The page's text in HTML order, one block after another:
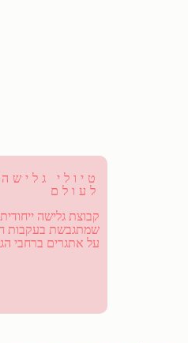
טיולי
לעולם
קבוצת גלישה
שמתגבשת בעקבות
על אתגרים ברחבי